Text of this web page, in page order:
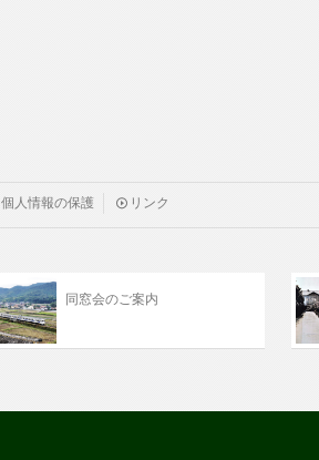
個人情報の保護 リンク
同窓会のご案内